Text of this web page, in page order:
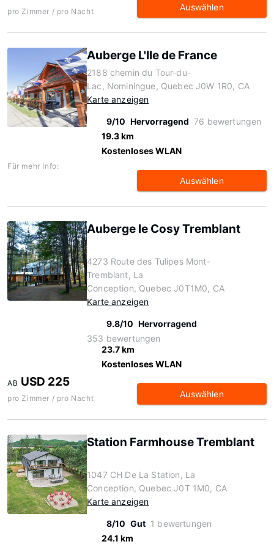
pro Zimmer / pro Nacht Auswählen
Auberge L'Ile de France
2188 chemin du Tour-du-
Lac, Nominingue, Quebec J0W 1R0, CA
Karte anzeigen
9/10 Hervorragend 76 bewertungen
19.3 km
Kostenloses WLAN
Für mehr Info:
Auswählen
Auberge le Cosy Tremblant
4273 Route des Tulipes Mont-
Tremblant, La
Conception, Quebec J0T1M0, CA
Karte anzeigen
9.8/10 Hervorragend
353 bewertungen
23.7 km
Kostenloses WLAN
AB USD 225
pro Zimmer / pro Nacht Auswählen
Station Farmhouse Tremblant
1047 CH De La Station, La
Conception, Quebec J0T 1M0, CA
Karte anzeigen
8/10 Gut 1 bewertungen
24.1 km